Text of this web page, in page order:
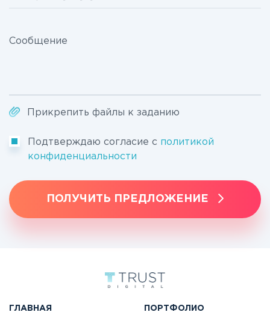
Сообщение
Прикрепить файлы к заданию
Подтверждаю согласие с политикой
конфиденциальности
ПОЛУЧИТЬ ПРЕДЛОЖЕНИЕ
ГЛАВНАЯ ПОРТФОЛИО